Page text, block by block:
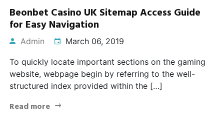
Beonbet Casino UK Sitemap Access Guide
for Easy Navigation
Admin March 06, 2019
To quickly locate important sections on the gaming
website, webpage begin by referring to the well-
structured index provided within the […]
Read more